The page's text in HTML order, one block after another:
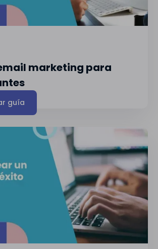
marketing para
guía